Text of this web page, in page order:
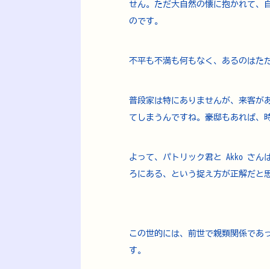
せん。ただ大自然の懐に抱かれて、
のです。
不平も不満も何もなく、あるのはた
普段家は特にありませんが、来客が
てしまうんですね。豪邸もあれば、
よって、パトリック君と Akko さん
ろにある、という捉え方が正解だと
この世的には、前世で親類関係であ
す。